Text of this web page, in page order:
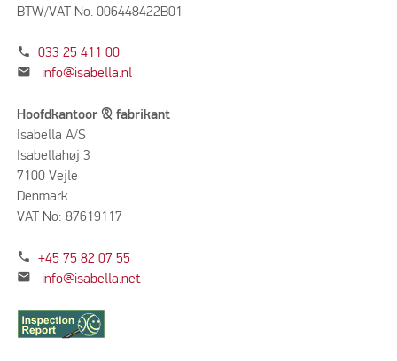
BTW/VAT No. 006448422B01
phone 033 25 411 00
mail info@isabella.nl
Hoofdkantoor & fabrikant
Isabella A/S
Isabellahøj 3
7100 Vejle
Denmark
VAT No: 87619117
phone +45 75 82 07 55
mail info@isabella.net